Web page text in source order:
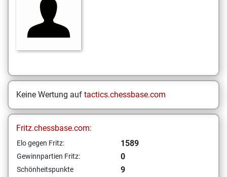
Keine Wertung auf tactics.chessbase.com
Fritz.chessbase.com:
Elo gegen Fritz: 1589
Gewinnpartien Fritz: 0
Schönheitspunkte
9